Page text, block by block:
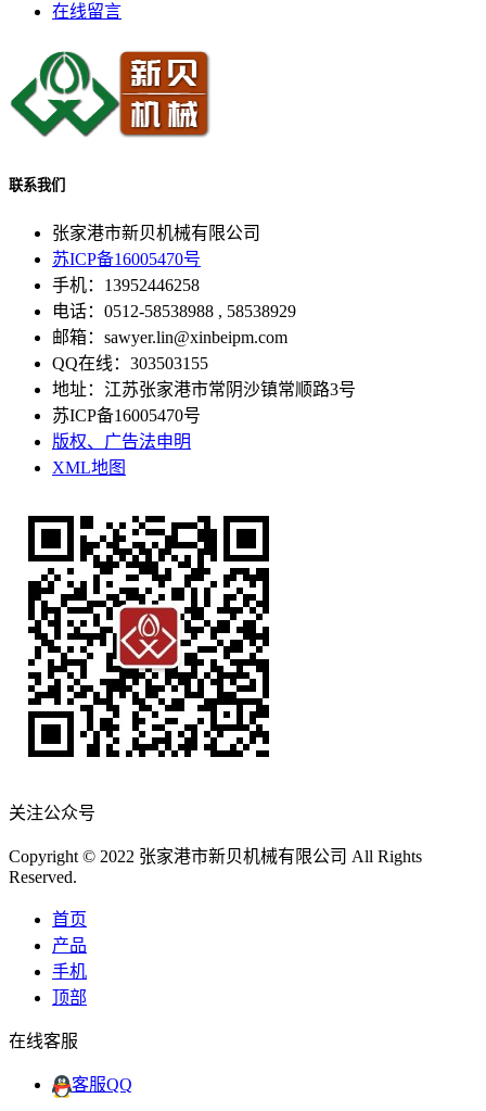
在线留言
联系我们
张家港市新贝机械有限公司
苏ICP备16005470号
手机：13952446258
电话：0512-58538988 , 58538929
邮箱：sawyer.lin@xinbeipm.com
QQ在线：303503155
地址：江苏张家港市常阴沙镇常顺路3号
苏ICP备16005470号
版权、广告法申明
XML地图
关注公众号
Copyright © 2022 张家港市新贝机械有限公司 All Rights
Reserved.
首页
产品
手机
顶部
在线客服
客服QQ